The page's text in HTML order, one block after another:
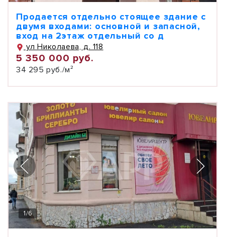
Продается отдельно стоящее здание с
двумя входами: основной и запасной,
вход на 2этаж отдельный со д
ул Николаева, д. 118
5 350 000 руб.
34 295 руб./м²
1/6